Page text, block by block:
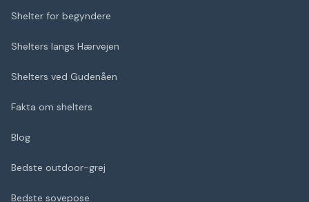
Shelter for begyndere
Shelters langs Hærvejen
Shelters ved Gudenåen
Fakta om shelters
Blog
Bedste outdoor-grej
Bedste sovepose